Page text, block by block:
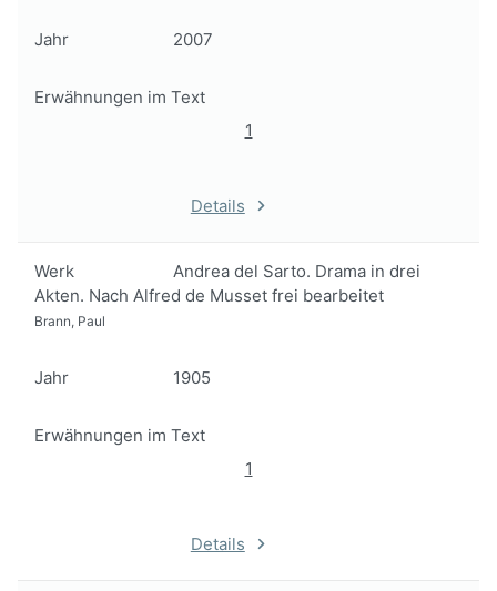
Jahr 2007
Erwähnungen im Text
1
Details
Werk
Andrea del Sarto. Drama in drei
Akten. Nach Alfred de Musset frei bearbeitet
Brann, Paul
Jahr 1905
Erwähnungen im Text
1
Details